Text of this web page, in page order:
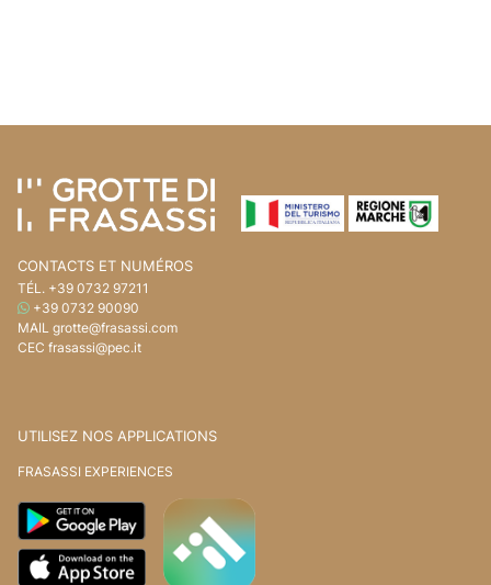
CONTACTS ET NUMÉROS
TÉL. +39 0732 97211
WHATSAPP
+39 0732 90090
MAIL grotte@frasassi.com
CEC frasassi@pec.it
UTILISEZ NOS APPLICATIONS
FRASASSI EXPERIENCES